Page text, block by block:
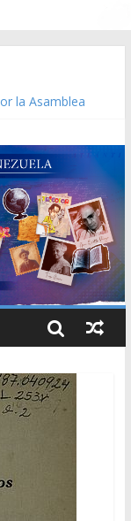
la Asamblea
CXXXIII Mes V,